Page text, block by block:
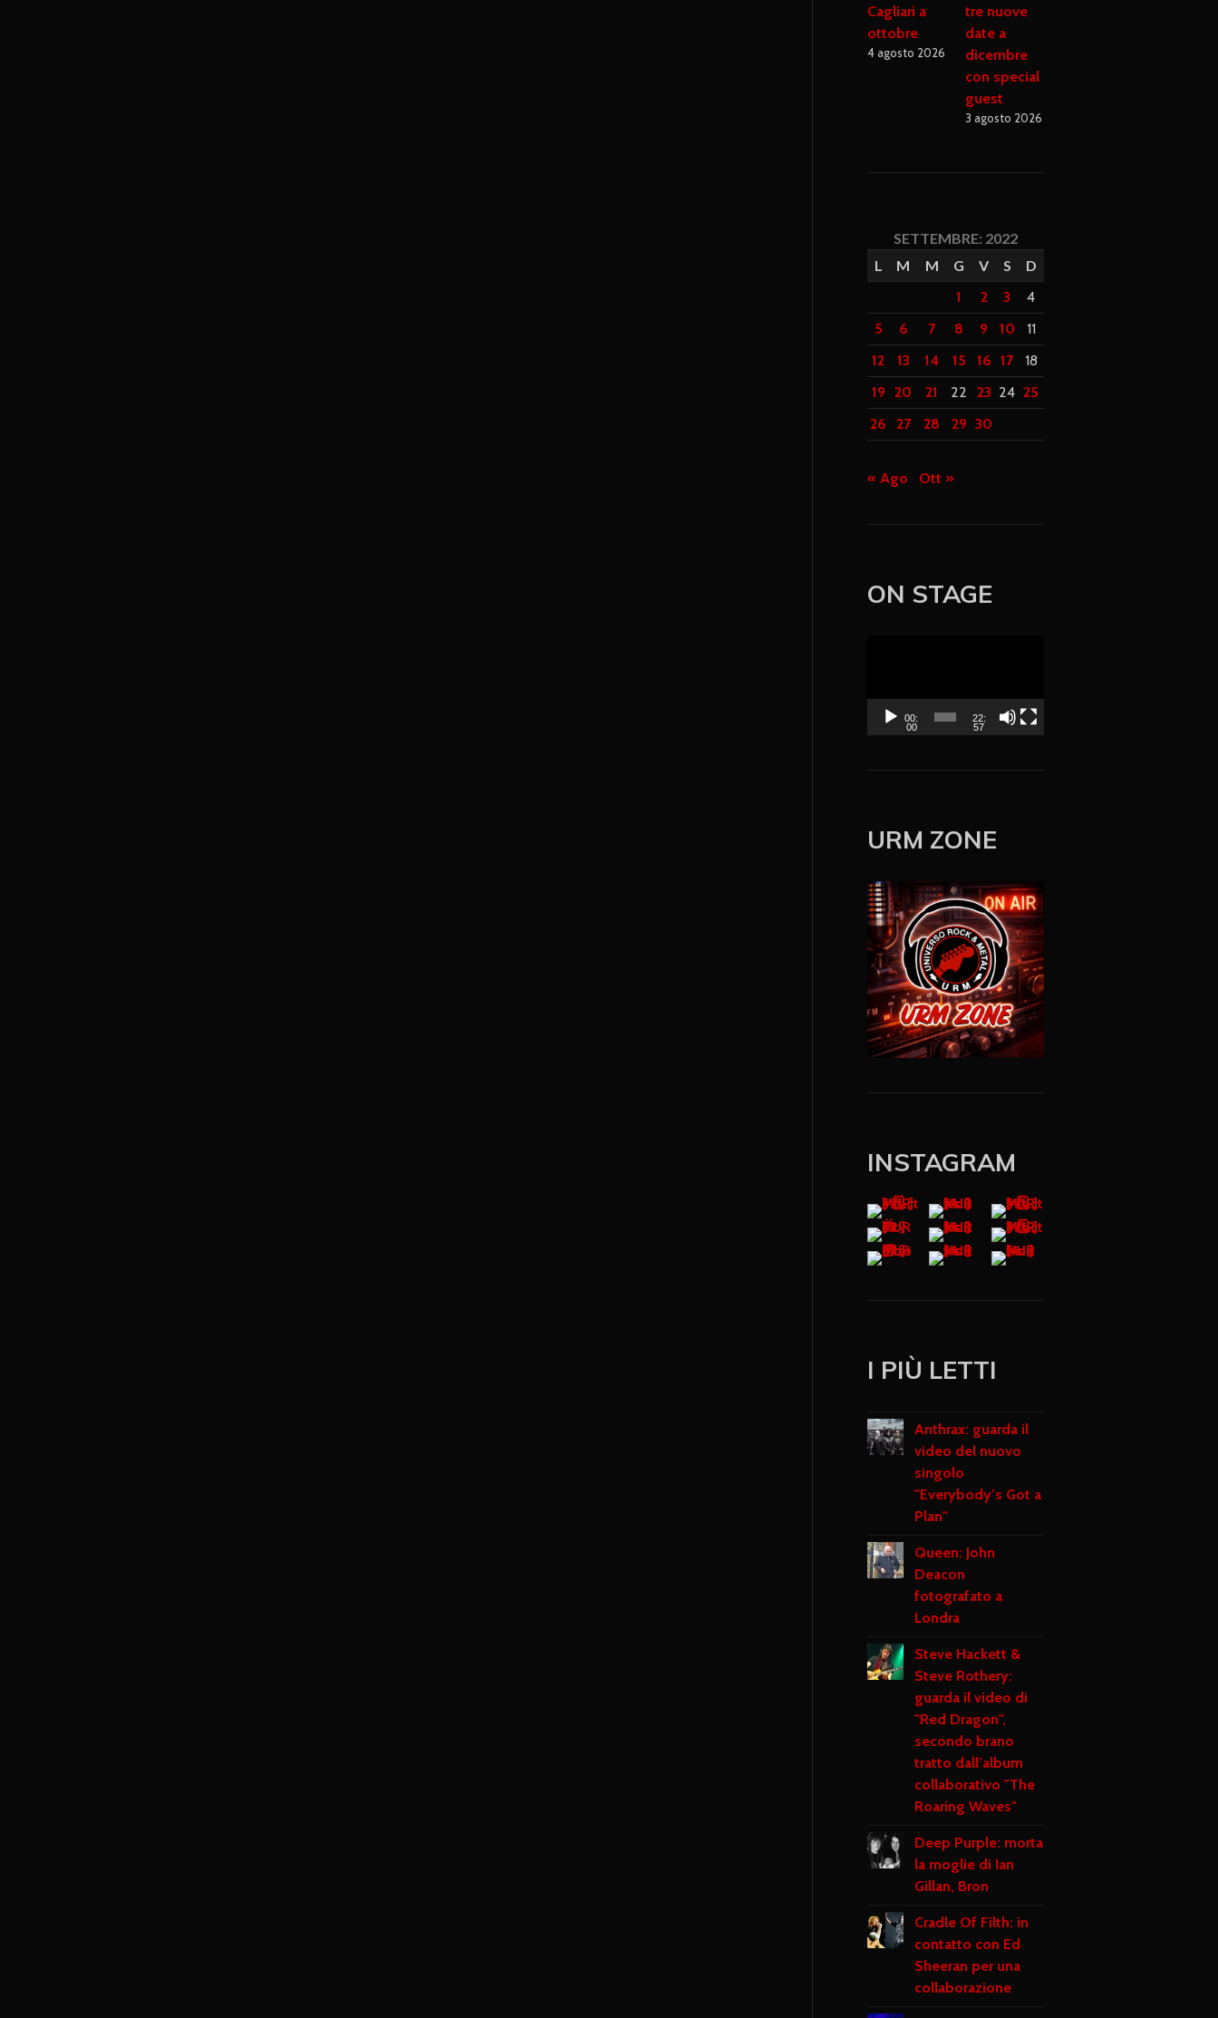
Cagliari a
ottobre
4 agosto 2026
tre nuove
date a
dicembre
con special
guest
3 agosto 2026
SETTEMBRE: 2022
L
M M G V S
D
1
2 3
4
5
6 7 8 9 10
11
12
13 14 15 16 17
18
19 20 21 22 23 24 25
26
27 28 29 30
« Ago Ott »
ON STAGE
o
l
e
00:
00
22:
57
URM ZONE
INSTAGRAM
I PIÙ LETTI
Anthrax: guarda il
video del nuovo
singolo
"Everybody’s Got a
Plan"
Queen: John
Deacon
fotografato a
Londra
Steve Hackett &
Steve Rothery:
guarda il video di
"Red Dragon",
secondo brano
tratto dall’album
collaborativo "The
Roaring Waves"
Deep Purple: morta
la moglie di Ian
Gillan, Bron
Cradle Of Filth: in
contatto con Ed
Sheeran per una
collaborazione